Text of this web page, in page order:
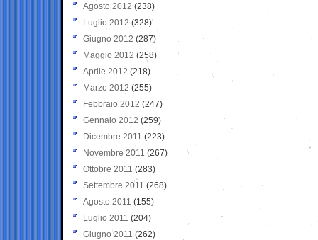
Agosto 2012 (238)
Luglio 2012 (328)
Giugno 2012 (287)
Maggio 2012 (258)
Aprile 2012 (218)
Marzo 2012 (255)
Febbraio 2012 (247)
Gennaio 2012 (259)
Dicembre 2011 (223)
Novembre 2011 (267)
Ottobre 2011 (283)
Settembre 2011 (268)
Agosto 2011 (155)
Luglio 2011 (204)
Giugno 2011 (262)